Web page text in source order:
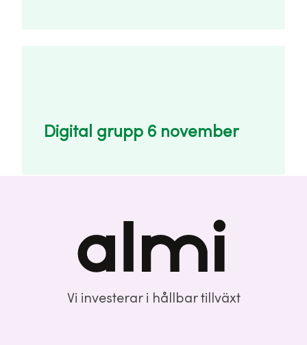
Digital grupp 6 november
Vi investerar i hållbar tillväxt